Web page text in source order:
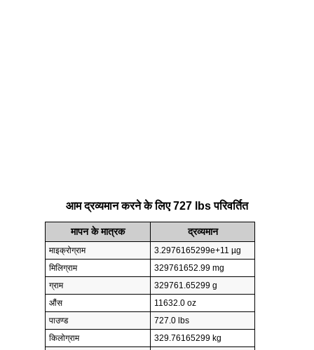
आम द्रव्यमान करने के लिए 727 lbs परिवर्तित
मापन के मात्रक द्रव्यमान
माइक्रोग्राम
3.2976165299e+11 µg
मिलिग्राम
329761652.99 mg
ग्राम
329761.65299 g
औंस
11632.0 oz
पाउण्ड
727.0 lbs
किलोग्राम
329.76165299 kg